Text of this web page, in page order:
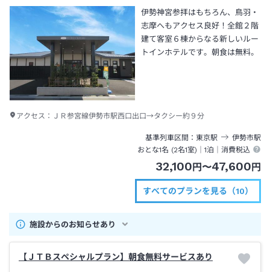
伊勢神宮参拝はもちろん、鳥羽・
志摩へもアクセス良好！全館２階
建て客室６棟からなる新しいルー
トインホテルです。朝食は無料。
アクセス： ＪＲ参宮線伊勢市駅西口出口→タクシー約９分
基準列車区間 東京駅 伊勢市駅
おとな1名 (2名1室)｜1泊 ｜消費税込
32,100 円 〜47,600 円
すべてのプランを見る（10）
施設からのお知らせあり
【ＪＴＢスペシャルプラン】朝食無料サービスあり